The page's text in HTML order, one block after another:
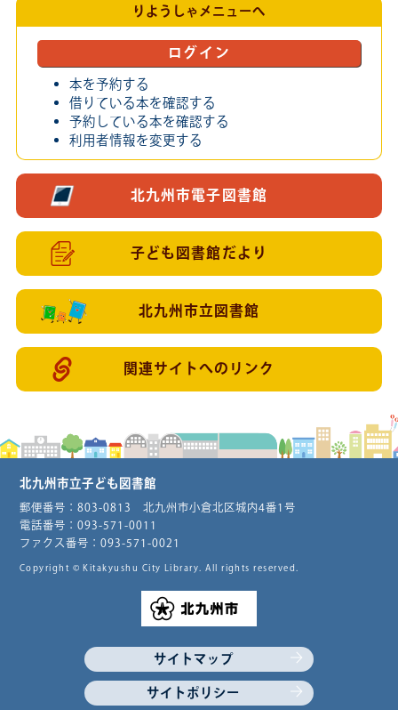
りようしゃメニューへ
ログイン
本を予約する
借りている本を確認する
予約している本を確認する
利用者情報を変更する
北九州市電子図書館
子ども図書館だより
北九州市立図書館
関連サイトへのリンク
北九州市立子ども図書館
郵便番号：803-0813 北九州市小倉北区城内4番1号
電話番号：093-571-0011
ファクス番号：093-571-0021
Copyright © Kitakyushu City Library.All rights reserved.
サイトマップ
サイトポリシー